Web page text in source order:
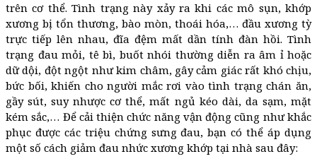
trên cơ thể. Tình trạng này xảy ra khi các mô sụn, khớp
xương bị tổn thương, bào mòn, thoái hóa,… đầu xương tỳ
trực tiếp lên nhau, đĩa đệm mất dần tính đàn hồi. Tình
trạng đau mỏi, tê bì, buốt nhói thường diễn ra âm ỉ hoặc
dữ dội, đột ngột như kim châm, gây cảm giác rất khó chịu,
bức bối, khiến cho người mắc rơi vào tình trạng chán ăn,
gầy sút, suy nhược cơ thể, mất ngủ kéo dài, da sạm, mặt
kém sắc,… Để cải thiện chức năng vận động cũng như khắc
phục được các triệu chứng sưng đau, bạn có thể áp dụng
một số cách giảm đau nhức xương khớp tại nhà sau đây: